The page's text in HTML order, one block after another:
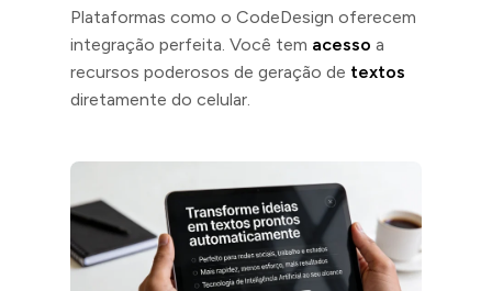
Plataformas como o CodeDesign oferecem
integração perfeita. Você tem acesso a
recursos poderosos de geração de textos
diretamente do celular.